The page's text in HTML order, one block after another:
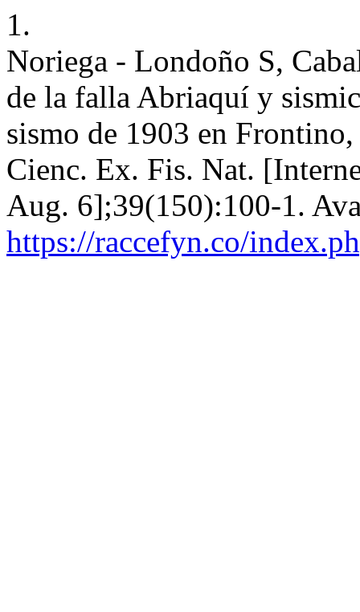
1.
Noriega - Londoño S,
de la falla Abriaquí y
sismo de 1903 en
Cienc. Ex. Fis. Nat.
Aug. 6];39(150):100-1.
https://raccefyn.co/